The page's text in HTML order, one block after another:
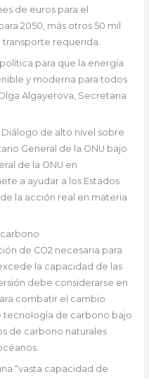
de euros para el
2050, más otros 50 mil
transporte requerida.
para que la energía
y moderna para todos
Algayerova, Secretaria
Diálogo de alto nivel sobre
General de la ONU bajo
de la ONU en
a ayudar a los Estados
la acción real en materia
de CO2 necesaria para
la capacidad de las
debe considerarse en
combatir el cambio
de carbono bajo
de carbono naturales
“vasta capacidad de